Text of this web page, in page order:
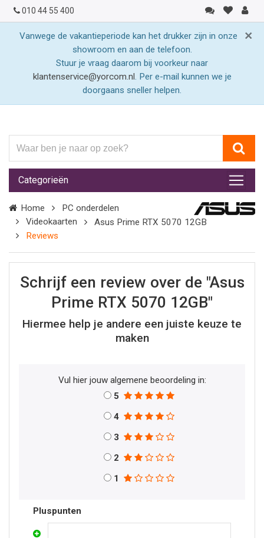
010 44 55 400
×
Vanwege de vakantieperiode kan het drukker zijn in onze
showroom en aan de telefoon.
Stuur je vraag daarom bij voorkeur naar
klantenservice@yorcom.nl. Per e-mail kunnen we je
doorgaans sneller helpen.
ben
je
naar
op
zoek?
Categorieën
Home
PC onderdelen
Videokaarten
Asus Prime RTX 5070 12GB
Reviews
Schrijf een review over de "Asus
Prime RTX 5070 12GB"
Hiermee help je andere een juiste keuze te
maken
Vul hier jouw algemene beoordeling in:
5
4
3
2
1
Pluspunten